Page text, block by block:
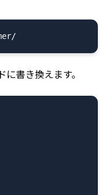
cd extensions/cart-transformer/
書き換えます。